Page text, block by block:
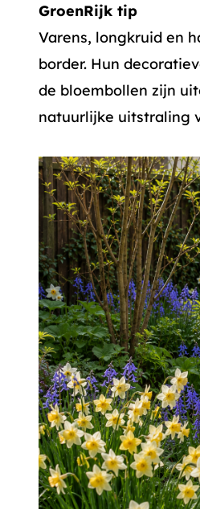
GroenRijk tip
Varens, longkruid en
border. Hun
de bloembollen zijn
natuurlijke uitstraling